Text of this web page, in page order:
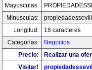
Mayusculas:
Minusculas:
Longitud:
18 caracteres
Categorias:
Negocios
Precio:
Realizar una
Visitar!